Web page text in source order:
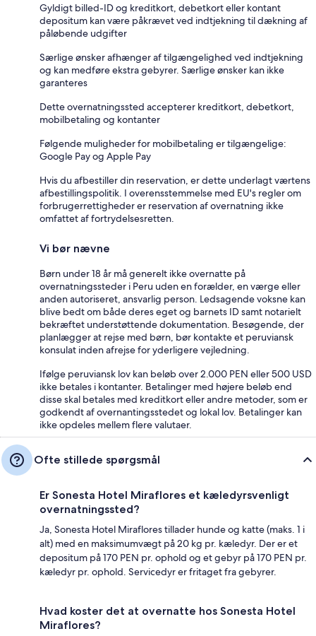
Gyldigt billed-ID og kreditkort, debetkort eller kontant
depositum kan være påkrævet ved indtjekning til dækning af
påløbende udgifter
Særlige ønsker afhænger af tilgængelighed ved indtjekning
og kan medføre ekstra gebyrer. Særlige ønsker kan ikke
garanteres
Dette overnatningssted accepterer kreditkort, debetkort,
mobilbetaling og kontanter
Følgende muligheder for mobilbetaling er tilgængelige:
Google Pay og Apple Pay
Hvis du afbestiller din reservation, er dette underlagt værtens
afbestillingspolitik. I overensstemmelse med EU's regler om
forbrugerrettigheder er reservation af overnatning ikke
omfattet af fortrydelsesretten.
Vi bør nævne
Børn under 18 år må generelt ikke overnatte på
overnatningssteder i Peru uden en forælder, en værge eller
anden autoriseret, ansvarlig person. Ledsagende voksne kan
blive bedt om både deres eget og barnets ID samt notarielt
bekræftet understøttende dokumentation. Besøgende, der
planlægger at rejse med børn, bør kontakte et peruviansk
konsulat inden afrejse for yderligere vejledning.
Ifølge peruviansk lov kan beløb over 2.000 PEN eller 500 USD
ikke betales i kontanter. Betalinger med højere beløb end
disse skal betales med kreditkort eller andre metoder, som er
godkendt af overnantingsstedet og lokal lov. Betalinger kan
ikke opdeles mellem flere valutaer.
Ofte stillede spørgsmål
Er Sonesta Hotel Miraflores et kæledyrsvenligt
overnatningssted?
Ja, Sonesta Hotel Miraflores tillader hunde og katte (maks. 1 i
alt) med en maksimumvægt på 20 kg pr. kæledyr. Der er et
depositum på 170 PEN pr. ophold og et gebyr på 170 PEN pr.
kæledyr pr. ophold. Servicedyr er fritaget fra gebyrer.
Hvad koster det at overnatte hos Sonesta Hotel
Miraflores?